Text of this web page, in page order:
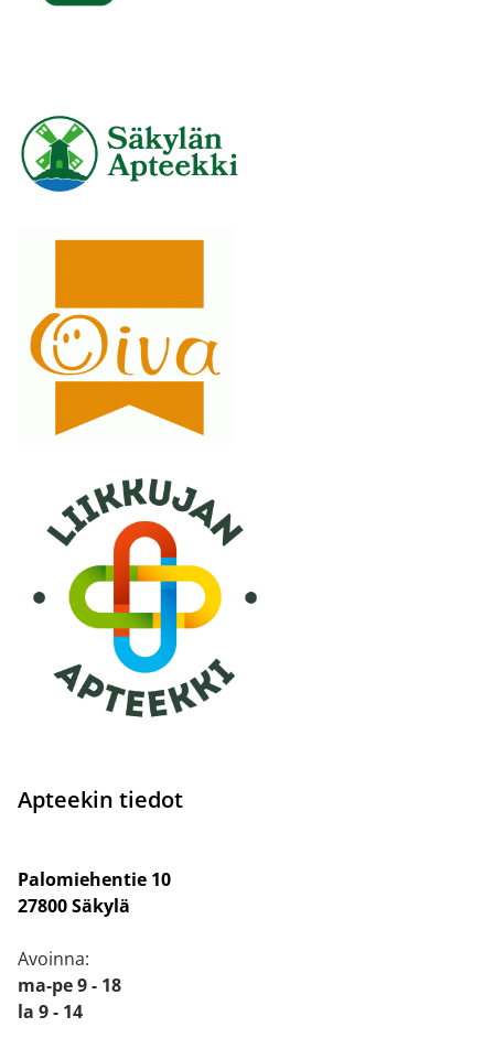
Apteekin tiedot
Palomiehentie 10
27800 Säkylä
Avoinna:
ma-pe 9 - 18
la 9 - 14